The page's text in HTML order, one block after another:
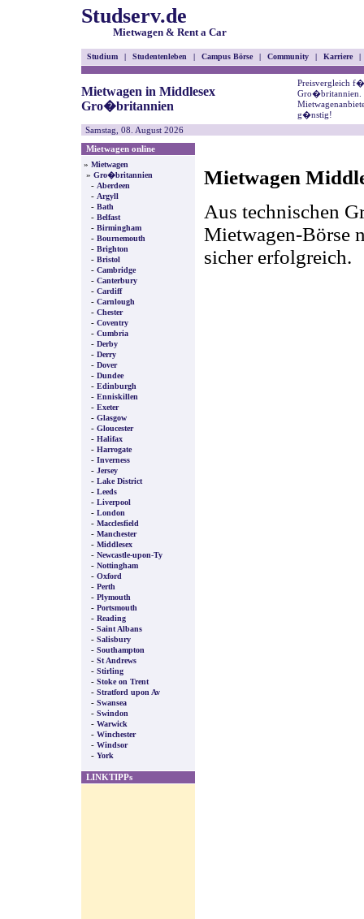
Studserv.de
Mietwagen & Rent a Car
Studium | Studentenleben | Campus Börse | Community | Karriere |
Mietwagen in Middlesex
Gro�britannien
Preisvergleich
Gro�britannien.
g�nstig!
Samstag, 08. August 2026
Mietwagen online
» Mietwagen
» Gro�britannien
- Aberdeen
- Argyll
- Bath
- Belfast
- Birmingham
- Bournemouth
- Brighton
- Bristol
- Cambridge
- Canterbury
- Cardiff
- Carnlough
- Chester
- Coventry
- Cumbria
- Derby
- Derry
- Dover
- Dundee
- Edinburgh
- Enniskillen
- Exeter
- Glasgow
- Gloucester
- Halifax
- Harrogate
- Inverness
- Jersey
- Lake District
- Leeds
- Liverpool
- London
- Macclesfield
- Manchester
- Middlesex
- Newcastle-upon-Ty
- Nottingham
- Oxford
- Perth
- Plymouth
- Portsmouth
- Reading
- Saint Albans
- Salisbury
- Southampton
- St Andrews
- Stirling
- Stoke on Trent
- Stratford upon Av
- Swansea
- Swindon
- Warwick
- Winchester
- Windsor
- York
LINKTIPPs
Mietwagen
Aus technischen
Mietwagen-Börse
sicher erfolgreich.